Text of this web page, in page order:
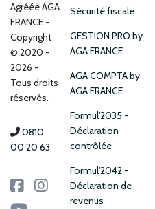
Agréée AGA
FRANCE
Copyright
© 2020 -
2026 -
Tous droits
réservés.
0810
00 20 63
Sécurité fiscale
GESTION PRO by
AGA FRANCE
AGA COMPTA by
AGA FRANCE
Formul'2035 -
Déclaration
contrôlée
Formul'2042 -
Déclaration de
revenus